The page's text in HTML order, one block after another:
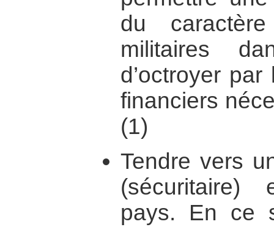
du
militaires
d’octroyer
financiers
(1)
Tendre vers
(sécuritaire)
pays. En ce